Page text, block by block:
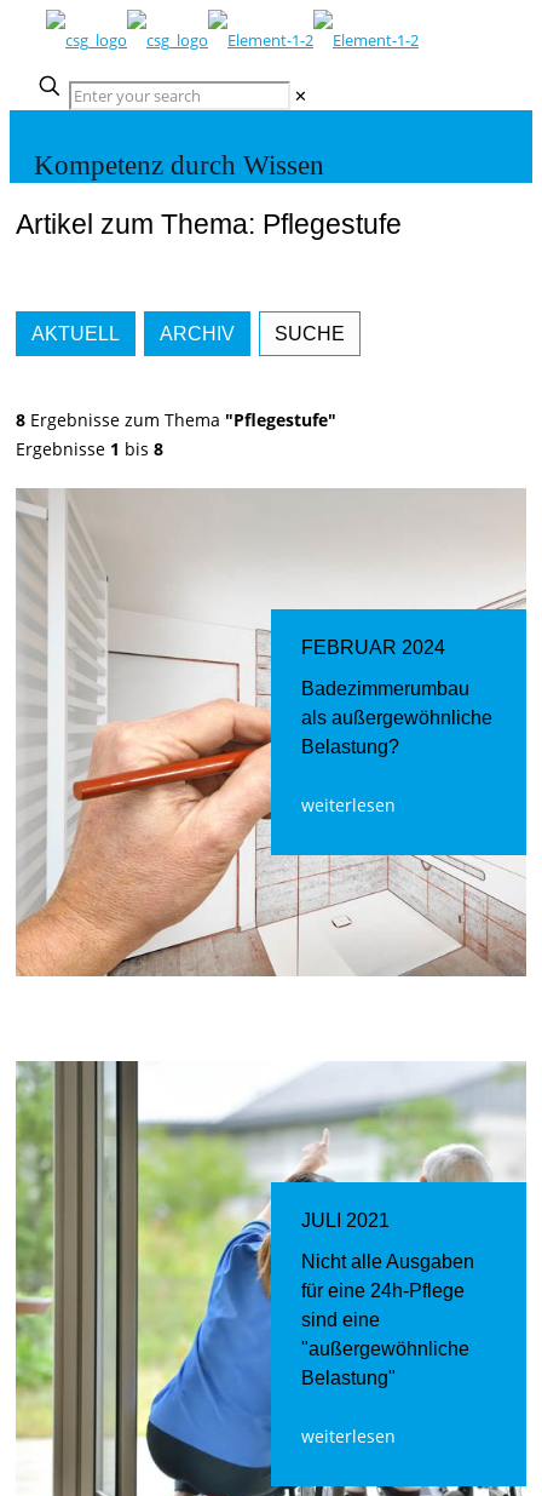
✕
Kompetenz durch Wissen
Artikel zum Thema: Pflegestufe
AKTUELL ARCHIV SUCHE
8 Ergebnisse zum Thema "Pflegestufe"
Ergebnisse 1 bis 8
FEBRUAR 2024
Badezimmerumbau
als außergewöhnliche
Belastung?
weiterlesen
JULI 2021
Nicht alle Ausgaben
für eine 24h-Pflege
sind eine
"außergewöhnliche
Belastung"
weiterlesen